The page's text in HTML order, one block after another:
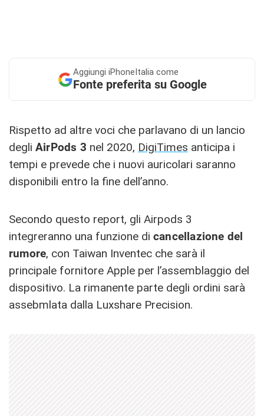
Aggiungi iPhoneItalia come
Fonte preferita su Google
Rispetto ad altre voci che parlavano di un lancio
degli AirPods 3 nel 2020, DigiTimes anticipa i
tempi e prevede che i nuovi auricolari saranno
disponibili entro la fine dell’anno.
Secondo questo report, gli Airpods 3
integreranno una funzione di cancellazione del
rumore, con Taiwan Inventec che sarà il
principale fornitore Apple per l’assemblaggio del
dispositivo. La rimanente parte degli ordini sarà
assebmlata dalla Luxshare Precision.